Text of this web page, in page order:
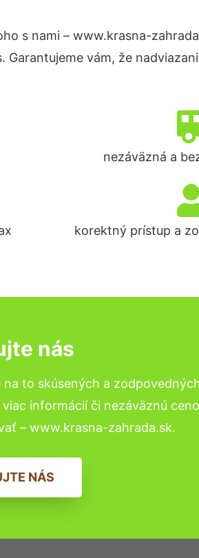
s nami – www.krasna-
Garantujeme vám, že
nezáväzná a
korektný prístup a
nás
na to skúsených a
informácií či nezáväznú
– www.krasna-zahrada.sk.
NÁS